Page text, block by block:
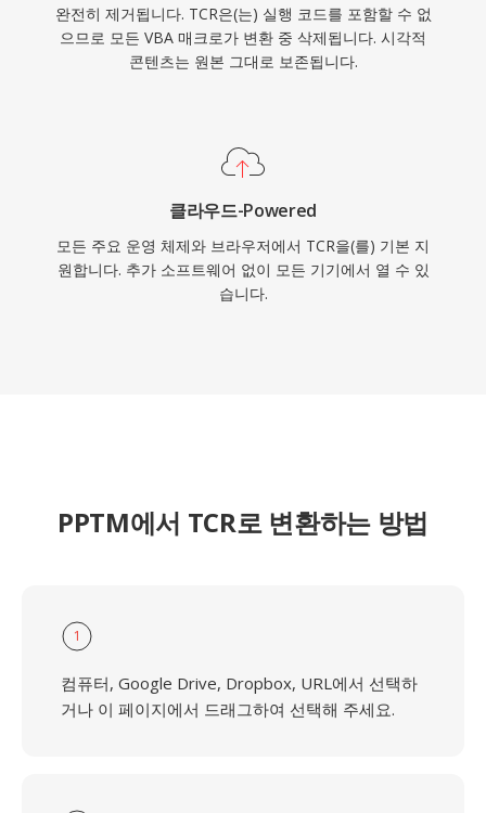
완전히 제거됩니다. TCR은(는) 실행 코드를 포함할 수 없
으므로 모든 VBA 매크로가 변환 중 삭제됩니다. 시각적
콘텐츠는 원본 그대로 보존됩니다.
클라우드-Powered
모든 주요 운영 체제와 브라우저에서 TCR을(를) 기본 지
원합니다. 추가 소프트웨어 없이 모든 기기에서 열 수 있
습니다.
PPTM에서 TCR로 변환하는 방법
1
컴퓨터, Google Drive, Dropbox, URL에서 선택하
거나 이 페이지에서 드래그하여 선택해 주세요.